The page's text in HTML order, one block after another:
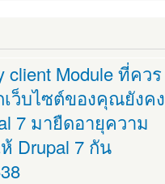
client Module ที่ควร
ว็บไซต์ของคุณยังคง
7 มายืดอายุความ
Drupal 7 กัน